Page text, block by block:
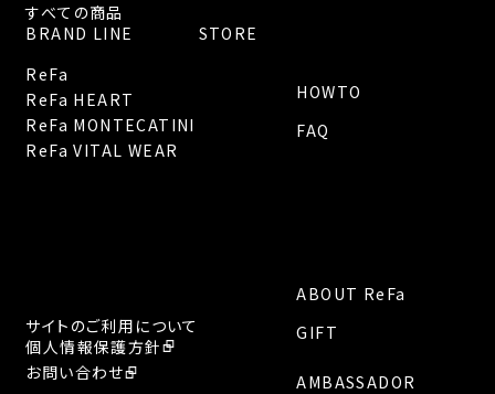
すべての商品
HOWTO
FAQ
BRAND LINE
ReFa
ReFa HEART
ReFa MONTECATINI
ReFa VITAL WEAR
STORE
ABOUT ReFa
GIFT
AMBASSADOR
サイトのご利用について
個人情報保護方針
お問い合わせ